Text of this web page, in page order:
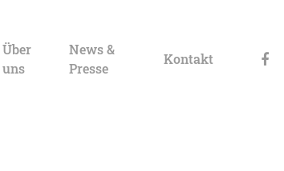
Über
uns
News &
Presse
Kontakt